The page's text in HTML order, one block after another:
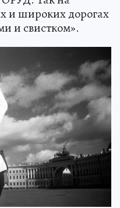
и широких дорогах
и свистком».